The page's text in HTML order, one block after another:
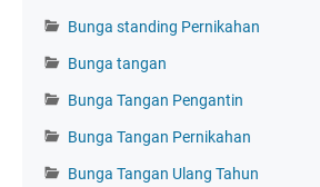
Bunga standing Pernikahan
Bunga tangan
Bunga Tangan Pengantin
Bunga Tangan Pernikahan
Bunga Tangan Ulang Tahun